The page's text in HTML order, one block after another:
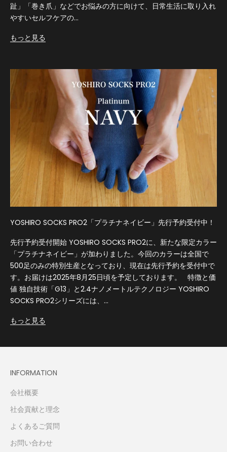
趾」「巻き爪」などでお悩みの方に向けて、日常生活に取り入れ
やすいセルフケアの...
もっと見る
YOSHIRO SOCKS PRO2「プラチナネイビー」先行予約受付中！
先行予約受付開始 YOSHIRO SOCKS PRO2に、新たな限定カラー
「プラチナネイビー」が加わりました。今回のカラーは全国で
500足のみの特別生産となっており、現在は先行予約を受付中で
す。お届けは2025年8月25日頃を予定しております。 特徴と価
値 独自技術「G13」と2.4ナノメートルテクノロジー YOSHIRO
SOCKS PRO2シリーズには、...
もっと見る
INFORMATION
会社概要
社会貢献と理念
よくあるご質問
お問い合わせ